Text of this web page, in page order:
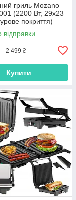
гриль Mozano
(2200 Вт, 29x23
покриття)
відправки
2 499 ₴
Купити